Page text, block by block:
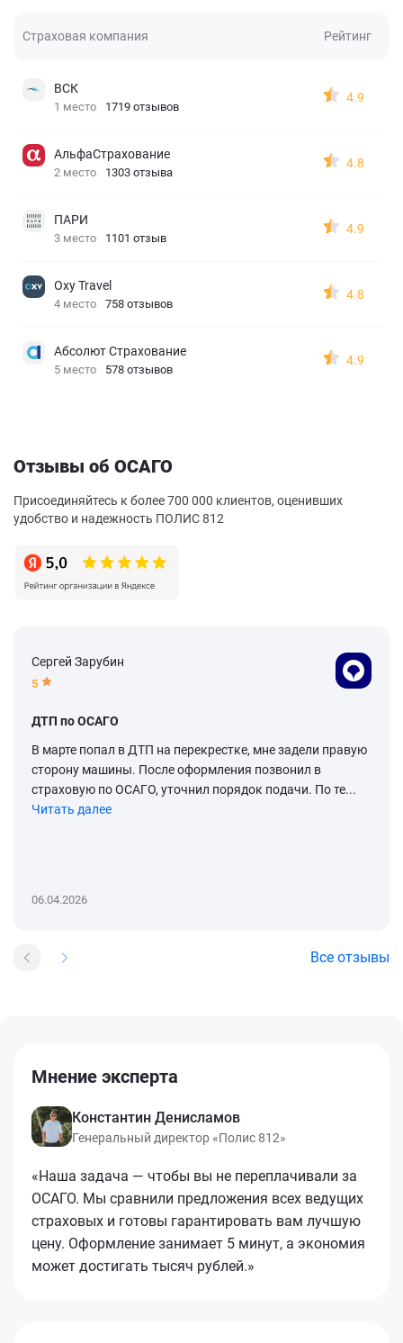
Страховая компания Рейтинг
ВСК
1 место 1719 отзывов
4.9
АльфаСтрахование
2 место 1303 отзыва
4.8
ПАРИ
3 место 1101 отзыв
4.9
Oxy Travel
4 место 758 отзывов
4.8
Абсолют Страхование
5 место 578 отзывов
4.9
Отзывы об ОСАГО
Присоединяйтесь к более 700 000 клиентов, оценивших
удобство и надежность ПОЛИС 812
Сергей Зарубин
5
ДТП по ОСАГО
В марте попал в ДТП на перекрестке, мне задели правую
сторону машины. После оформления позвонил в
страховую по ОСАГО, уточнил порядок подачи. По те...
Читать далее
06.04.2026
Все отзывы
Мнение эксперта
Константин Денисламов
Генеральный директор «Полис 812»
«Наша задача — чтобы вы не переплачивали за
ОСАГО. Мы сравнили предложения всех ведущих
страховых и готовы гарантировать вам лучшую
цену. Оформление занимает 5 минут, а экономия
может достигать тысяч рублей.»